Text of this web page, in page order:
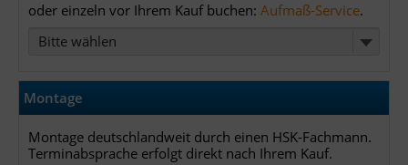
oder einzeln vor Ihrem Kauf buchen: Aufmaß-Service.
Bitte wählen
Montage
Montage deutschlandweit durch einen HSK-Fachmann.
Terminabsprache erfolgt direkt nach Ihrem Kauf.